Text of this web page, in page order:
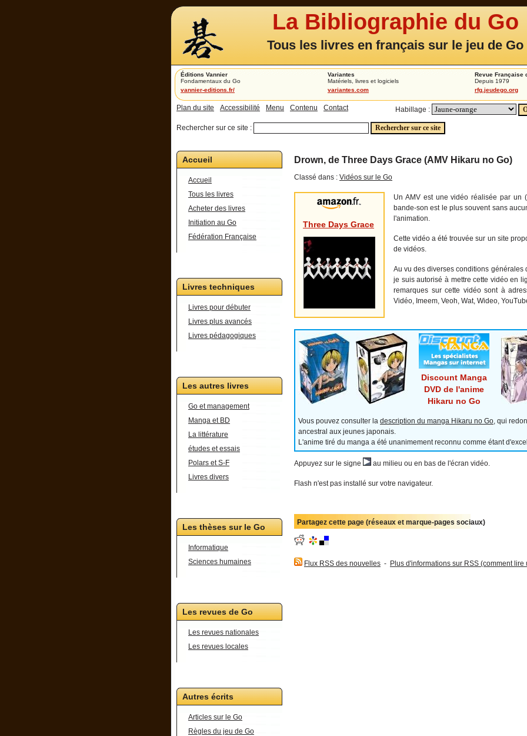
La Bibliographie du Go
Tous les livres en français sur le jeu de Go
Éditions Vannier
Fondamentaux du Go
vannier-editions.fr/
Variantes
Matériels, livres et logiciels
variantes.com
Revue Française
Depuis 1979
rfg.jeudego.org
Plan du site Accessibilité Menu Contenu Contact Habillage :
Rechercher sur ce site :
Accueil
Accueil
Tous les livres
Acheter des livres
Initiation au Go
Fédération Française
Livres techniques
Livres pour débuter
Livres plus avancés
Livres pédagogiques
Les autres livres
Go et management
Manga et BD
La littérature
études et essais
Polars et S-F
Livres divers
Les thèses sur le Go
Informatique
Sciences humaines
Les revues de Go
Les revues nationales
Les revues locales
Autres écrits
Articles sur le Go
Règles du jeu de Go
Drown, de Three Days Grace (AMV Hikaru no Go)
Classé dans : Vidéos sur le Go
Three Days Grace
Un AMV est une vidéo réalisée par un
bande-son est le plus souvent sans
l'animation.
Cette vidéo a été trouvée sur un site
de vidéos.
Au vu des diverses conditions générales
je suis autorisé à mettre cette vidéo en
remarques sur cette vidéo sont à
Vidéo, Imeem, Veoh, Wat, Wideo,
Discount Manga
DVD de l'anime
Hikaru no Go
Vous pouvez consulter la description du manga Hikaru no Go, qui
ancestral aux jeunes japonais.
L'anime tiré du manga a été unanimement reconnu comme étant
Appuyez sur le signe au milieu ou en bas de l'écran vidéo.
Flash n'est pas installé sur votre navigateur.
Partagez cette page (réseaux et marque-pages sociaux)
Flux RSS des nouvelles - Plus d'informations sur RSS (comment lire